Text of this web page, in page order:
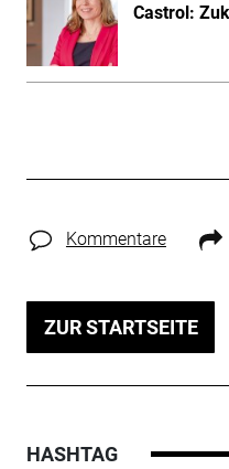
Castrol:
Kommentare
ZUR STARTSEITE
HASHTAG